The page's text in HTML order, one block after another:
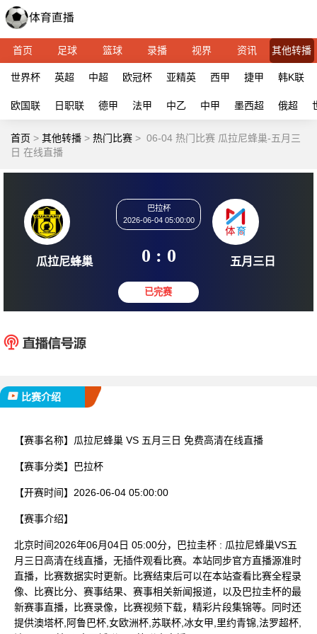
首页 足球 篮球 录播 视界 资讯 其他转播
世界杯 英超 中超 欧冠杯 亚精英 西甲 捷甲 韩K联
欧国联 日职联 德甲 法甲 中乙 中甲 墨西超 俄超
首页 > 其他转播 > 热门比赛 > 06-04 热门比赛 瓜拉尼蜂巢-五月三
日 在线直播
2026-06-04 05:00:00
0 : 0
比赛介绍
【赛事名称】 瓜拉尼蜂巢 VS 五月三日 免费高清在线直播
【赛事分类】 巴拉杯
【开赛时间】 2026-06-04 05:00:00
【赛事介绍】
北京时间2026年06月04日 05:00分，巴拉圭杯 : 瓜拉尼蜂巢VS五
月三日高清在线直播，无插件观看比赛。本站同步官方直播源准时
直播，比赛数据实时更新。比赛结束后可以在本站查看比赛全程录
像、比赛比分、赛事结果、赛事相关新闻报道，以及巴拉圭杯的最
新赛事直播，比赛录像，比赛视频下载，精彩片段集锦等。同时还
提供澳塔杯,阿鲁巴杯,女欧洲杯,苏联杯,冰女甲,里约青锦,法罗超杯,